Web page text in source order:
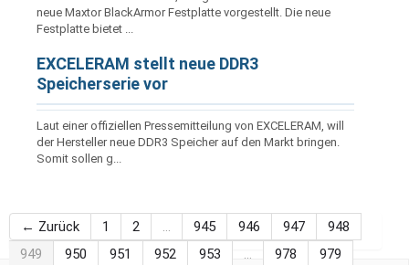
neue Maxtor BlackArmor Festplatte vorgestellt. Die neue
Festplatte bietet ...
EXCELERAM stellt neue DDR3
Speicherserie vor
Laut einer offiziellen Pressemitteilung von EXCELERAM, will
der Hersteller neue DDR3 Speicher auf den Markt bringen.
Somit sollen g...
← Zurück 1 2 … 945 946 947
948
949
950 951 952 953 … 978
979